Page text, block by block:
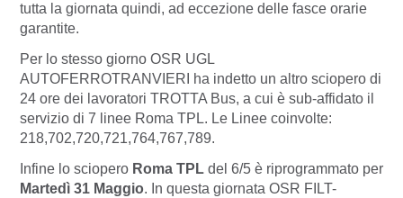
tutta la giornata quindi, ad eccezione delle fasce orarie
garantite.
Per lo stesso giorno OSR UGL
AUTOFERROTRANVIERI ha indetto un altro sciopero di
24 ore dei lavoratori TROTTA Bus, a cui è sub-affidato il
servizio di 7 linee Roma TPL. Le Linee coinvolte:
218,702,720,721,764,767,789.
Infine lo sciopero Roma TPL del 6/5 è riprogrammato per
Martedì 31 Maggio. In questa giornata OSR FILT-